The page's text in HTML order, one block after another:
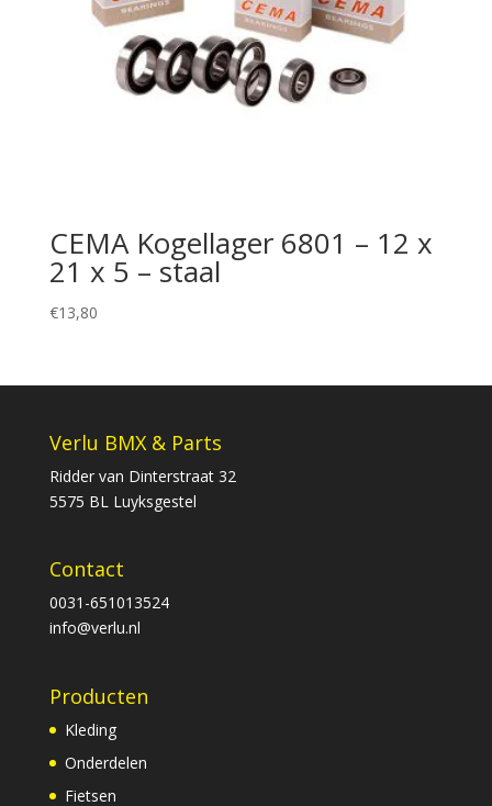
CEMA Kogellager 6801 – 12 x
21 x 5 – staal
€13,80
Verlu BMX & Parts
Ridder van Dinterstraat 32
5575 BL Luyksgestel
Contact
0031-651013524
info@verlu.nl
Producten
Kleding
Onderdelen
Fietsen